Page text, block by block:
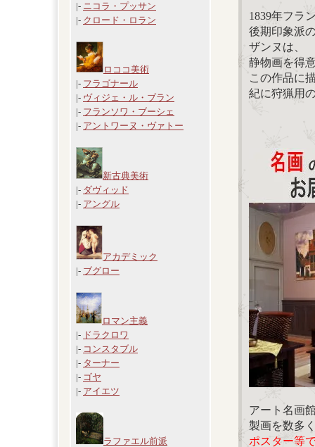
|- ニコラ・プッサン
|- クロード・ロラン
ロココ美術
|- フラゴナール
|- ヴィジェ・ル・ブラン
|- フランソワ・ブーシェ
|- アントワーヌ・ヴァトー
新古典美術
|- ダヴィッド
|- アングル
アカデミック
|- ブグロー
ロマン主義
|- ドラクロワ
|- コンスタブル
|- ターナー
|- ゴヤ
|- アイエツ
ラファエル前派
1839年フラ
後期印象派
ザンヌは、
静物画を得
この作品に
紀に狩猟用
アート名画
製画を数多
ポスター等